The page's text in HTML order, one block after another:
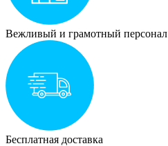
Вежливый и грамотный персонал
Бесплатная доставка